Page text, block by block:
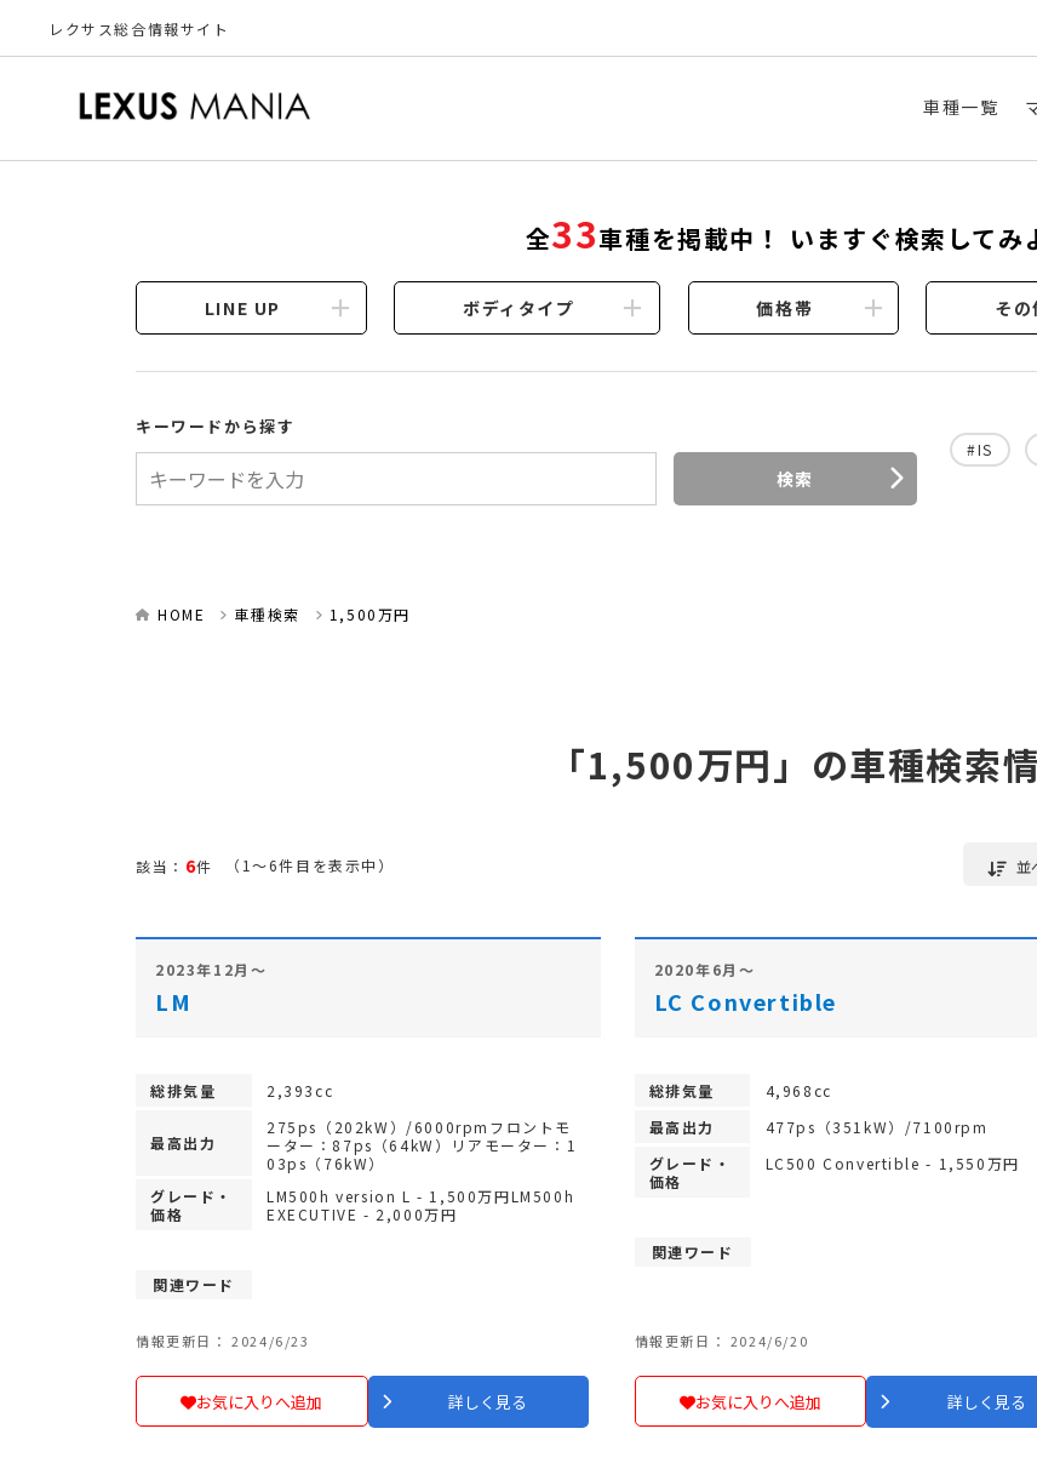
レクサス総合情報サイト
車種一覧
全33車種を掲載中！ いますぐ検索してみ
LINE UP ボディタイプ 価格帯 そ
キーワードから探す
検索
#IS
HOME 車種検索 1,500万円
「1,500万円」の車種検索
該当： 6件 （1～6件目を表示中） 並
2023年12月～
LM
総排気量 2,393cc
最高出力
275ps（202kW）/6000rpmフロントモ
ーター：87ps（64kW）リアモーター：1
03ps（76kW）
グレード・
価格
LM500h version L - 1,500万円LM500h
EXECUTIVE - 2,000万円
情報更新日： 2024/6/23
お気に入りへ追加 詳しく見る
関連ワード
2020年6月～
LC Convertible
総排気量
4,968cc
最高出力
477ps（351kW）/7100rpm
グレード・
価格
LC500 Convertible - 1,550万円
情報更新日： 2024/6/20
お気に入りへ追加 詳しく見る
関連ワード